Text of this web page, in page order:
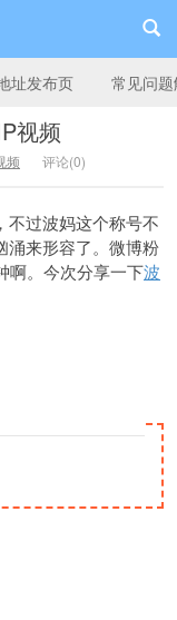
址发布页 常见问
视频
频 评论(0)
不过波妈这个称号不
涌来形容了。微博粉
啊。今次分享一下波